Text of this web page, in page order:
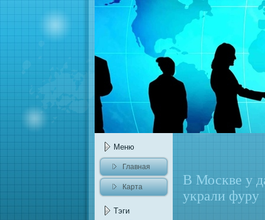
Меню
Главнaя
Карта
Тэги
В Москве у
украли фуру